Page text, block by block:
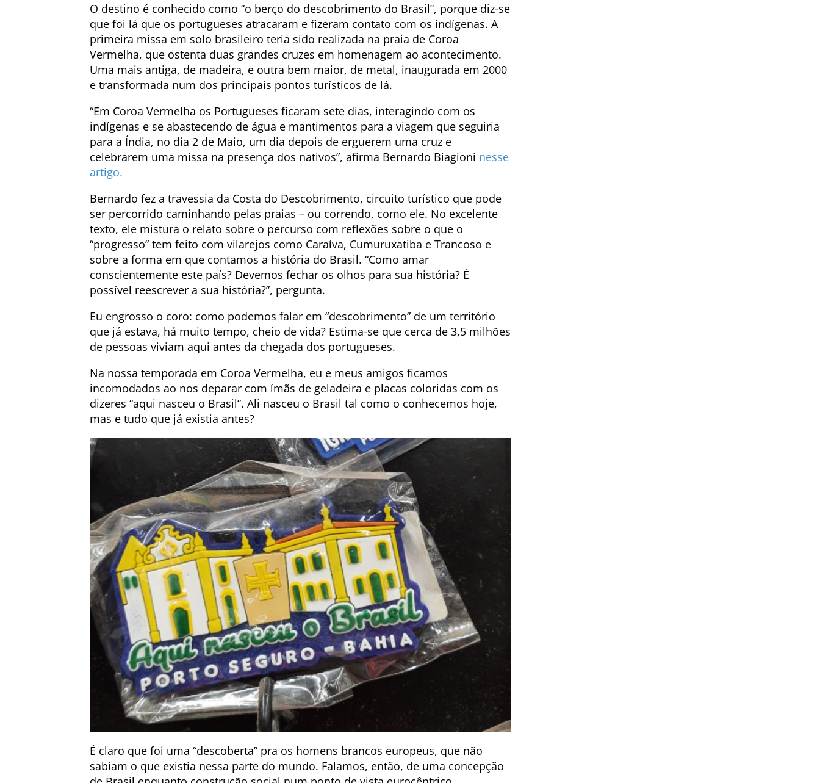
O destino é conhecido como “o berço do descobrimento do Brasil”, porque diz-se
que foi lá que os portugueses atracaram e fizeram contato com os indígenas. A
primeira missa em solo brasileiro teria sido realizada na praia de Coroa
Vermelha, que ostenta duas grandes cruzes em homenagem ao acontecimento.
Uma mais antiga, de madeira, e outra bem maior, de metal, inaugurada em 2000
e transformada num dos principais pontos turísticos de lá.
“Em Coroa Vermelha os Portugueses ficaram sete dias, interagindo com os
indígenas e se abastecendo de água e mantimentos para a viagem que seguiria
para a Índia, no dia 2 de Maio, um dia depois de erguerem uma cruz e
celebrarem uma missa na presença dos nativos”, afirma Bernardo Biagioni nesse
artigo.
Bernardo fez a travessia da Costa do Descobrimento, circuito turístico que pode
ser percorrido caminhando pelas praias – ou correndo, como ele. No excelente
texto, ele mistura o relato sobre o percurso com reflexões sobre o que o
“progresso” tem feito com vilarejos como Caraíva, Cumuruxatiba e Trancoso e
sobre a forma em que contamos a história do Brasil. “Como amar
conscientemente este país? Devemos fechar os olhos para sua história? É
possível reescrever a sua história?”, pergunta.
Eu engrosso o coro: como podemos falar em “descobrimento” de um território
que já estava, há muito tempo, cheio de vida? Estima-se que cerca de 3,5 milhões
de pessoas viviam aqui antes da chegada dos portugueses.
Na nossa temporada em Coroa Vermelha, eu e meus amigos ficamos
incomodados ao nos deparar com ímãs de geladeira e placas coloridas com os
dizeres “aqui nasceu o Brasil”. Ali nasceu o Brasil tal como o conhecemos hoje,
mas e tudo que já existia antes?
É claro que foi uma “descoberta” pra os homens brancos europeus, que não
sabiam o que existia nessa parte do mundo. Falamos, então, de uma concepção